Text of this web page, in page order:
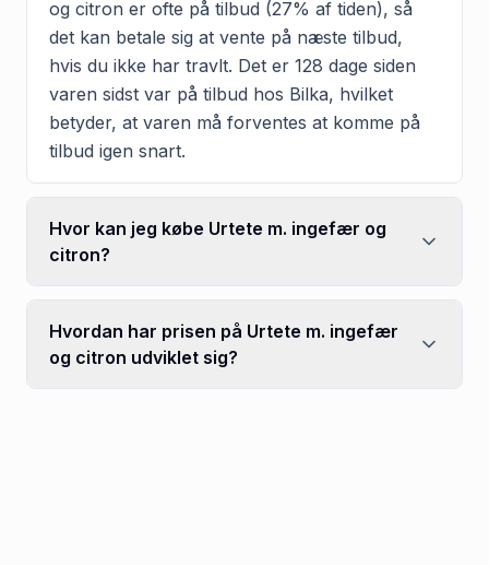
og citron er ofte på tilbud (27% af tiden), så
det kan betale sig at vente på næste tilbud,
hvis du ikke har travlt. Det er 128 dage siden
varen sidst var på tilbud hos Bilka, hvilket
betyder, at varen må forventes at komme på
tilbud igen snart.
Hvor kan jeg købe Urtete m. ingefær og
citron?
Hvordan har prisen på Urtete m. ingefær
og citron udviklet sig?